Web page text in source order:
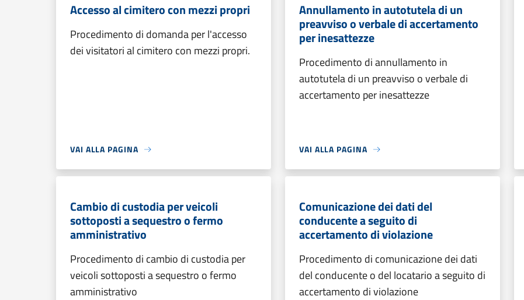
Accesso al cimitero con mezzi propri
Procedimento di domanda per l'accesso
dei visitatori al cimitero con mezzi propri.
VAI ALLA PAGINA
Annullamento in autotutela di un
preavviso o verbale di accertamento
per inesattezze
Procedimento di annullamento in
autotutela di un preavviso o verbale di
accertamento per inesattezze
VAI ALLA PAGINA
Cambio di custodia per veicoli
sottoposti a sequestro o fermo
amministrativo
Procedimento di cambio di custodia per
veicoli sottoposti a sequestro o fermo
amministrativo
Comunicazione dei dati del
conducente a seguito di
accertamento di violazione
Procedimento di comunicazione dei dati
del conducente o del locatario a seguito di
accertamento di violazione